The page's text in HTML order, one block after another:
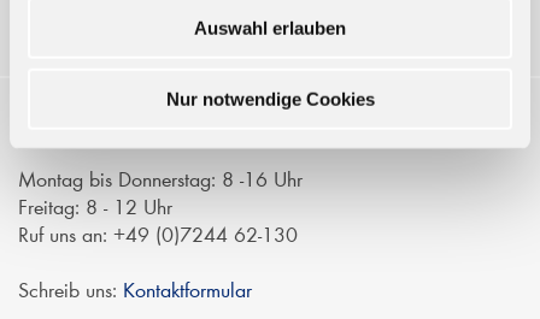
Auswahl erlauben
Nur notwendige Cookies
Montag bis Donnerstag: 8 -16 Uhr
Freitag: 8 - 12 Uhr
Ruf uns an: +49 (0)7244 62-130
Schreib uns: Kontaktformular